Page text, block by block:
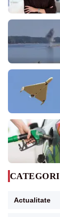
Actualitate